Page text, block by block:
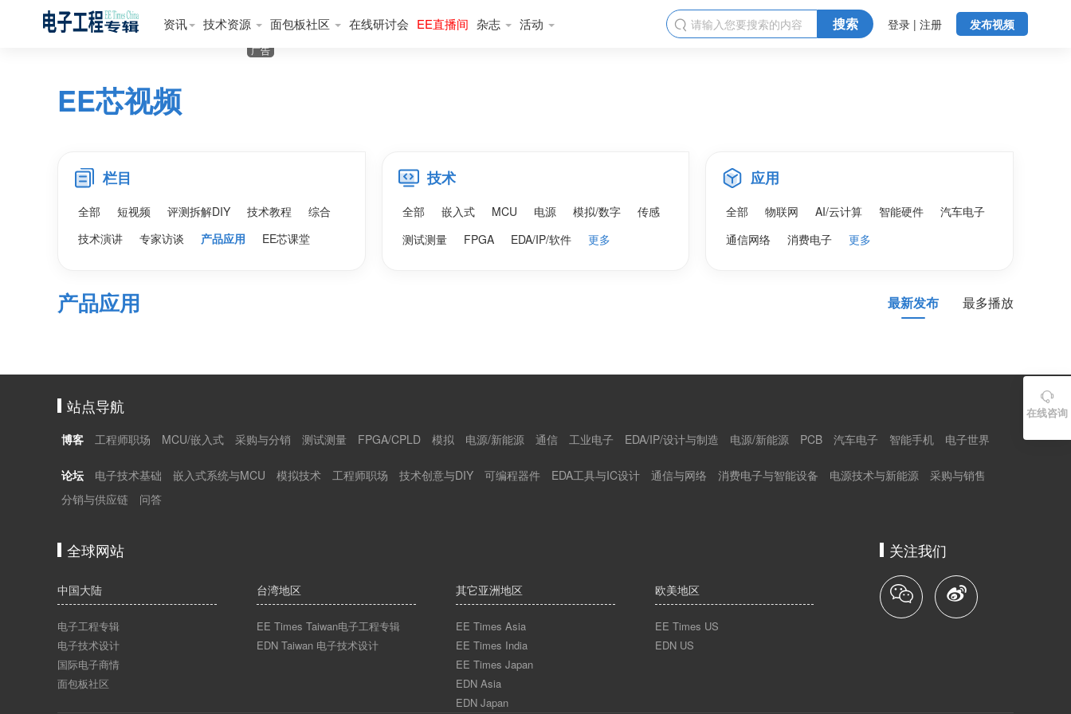
资讯 技术资源 面包板社区 在线研讨会 EE直播间 杂志 活动 发布视频
登录 | 注册
 搜索
EE芯视频
广告
栏目
全部 短视频 评测拆解DIY 技术教程
综合
技术演讲
专家访谈 产品应用 EE芯课堂
技术
全部 嵌入式 MCU 电源 模拟/数字
传感
测试测量
FPGA EDA/IP/软件 更多
应用
全部 物联网 AI/云计算 智能硬件
汽车电子
通信网络
消费电子 更多
产品应用 最新发布 最多播放
站点导航
博客 工程师职场 MCU/嵌入式 采购与分销 测试测量 FPGA/CPLD 模拟 电源/新能源 通信 工业电子 EDA/IP/设计与制造 电源/新能源 PCB 汽车电子 智能手机 电子世界
论坛 电子技术基础 嵌入式系统与MCU 模拟技术 工程师职场 技术创意与DIY 可编程器件 EDA工具与IC设计 通信与网络 消费电子与智能设备 电源技术与新能源
采购与销售
分销与供应链
问答
全球网站
中国大陆
电子工程专辑
电子技术设计
国际电子商情
面包板社区
台湾地区
EE Times Taiwan电子工程专辑
EDN Taiwan 电子技术设计
其它亚洲地区
EE Times Asia
EE Times India
EE Times Japan
EDN Asia
EDN Japan
欧美地区
EE Times US
EDN US
关注我们

在线咨询